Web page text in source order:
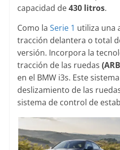
capacidad de430 litros.
Como la Serie 1 utiliza una
tracción delantera o total
versión. Incorpora la
tracción de las ruedas
en el BMW i3s. Este
deslizamiento de las
sistema de control de